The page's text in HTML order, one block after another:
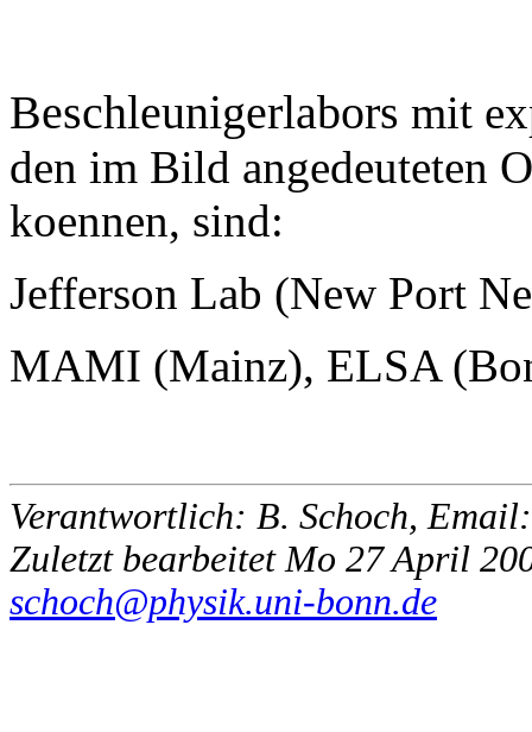
Beschleunigerlabors mit
den im Bild angedeuteten
koennen, sind:
Jefferson Lab (New Port
MAMI (Mainz), ELSA
Verantwortlich: B. Schoch,
Zuletzt bearbeitet Mo 27 April
schoch@physik.uni-bonn.de